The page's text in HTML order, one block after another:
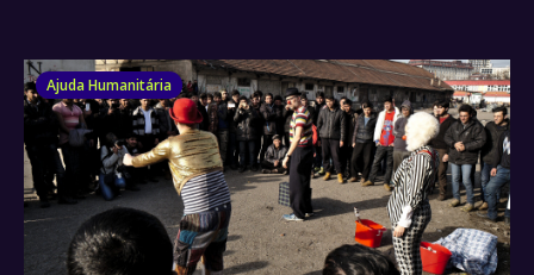
Ajuda Humanitária